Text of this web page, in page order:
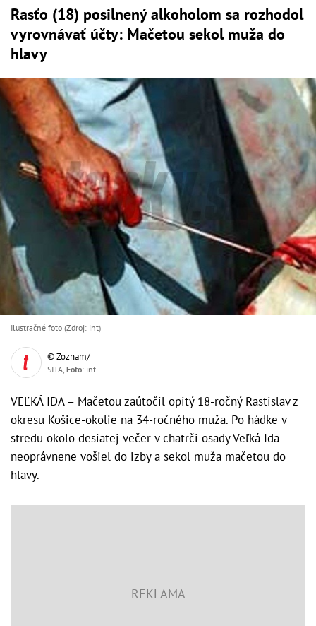
Rasťo (18) posilnený alkoholom sa rozhodol
vyrovnávať účty: Mačetou sekol muža do
hlavy
Ilustračné foto (Zdroj: int)
© Zoznam/
SITA, Foto: int
VEĽKÁ IDA – Mačetou zaútočil opitý 18-ročný Rastislav z
okresu Košice-okolie na 34-ročného muža. Po hádke v
stredu okolo desiatej večer v chatrči osady Veľká Ida
neoprávnene vošiel do izby a sekol muža mačetou do
hlavy.